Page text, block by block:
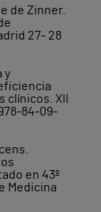
de Zinner.
27- 28
y
clínicos. XII
84-09-
en 43º
Medicina